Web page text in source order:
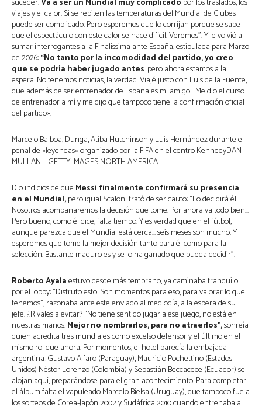
suceder.Va a ser un Mundial muy complicado por los traslados, los
viajes y el calor. Si se repiten las temperaturas del Mundial de Clubes
puede ser complicado. Pero esperemos que lo corrijan porque se sabe
que el espectáculo con este calor se hace difícil. Veremos”. Y le volvió a
sumar interrogantes a la Finalíssima ante España, estipulada para Marzo
de 2026:“No tanto por la incomodidad del partido, yo creo
que se podría haber jugado antes. pero ahora estamos a la
espera. No tenemos noticias, la verdad. Viajé justo con Luis de la Fuente,
que además de ser entrenador de España es mi amigo… Me dio el curso
de entrenador a mí y me dijo que tampoco tiene la confirmación oficial
del partido».
Marcelo Balboa, Dunga, Atiba Hutchinson y Luis Hernández durante el
penal de «leyendas» organizado por la FIFA en el centro KennedyDAN
MULLAN – GETTY IMAGES NORTH AMERICA
Dio indicios de que Messi finalmente confirmará su presencia
en el Mundial,pero igual Scaloni trató de ser cauto: “Lo decidirá él.
Nosotros acompañaremos la decisión que tome. Por ahora va todo bien…
Pero bueno, como él dice, falta tiempo. Y es verdad que en el fútbol,
aunque parezca que el Mundial está cerca… seis meses son mucho. Y
esperemos que tome la mejor decisión tanto para él como para la
selección. Bastante maduro es y se lo ha ganado que pueda decidir”.
Roberto Ayalaestuvo desde más temprano, ya caminaba tranquilo
por el lobby: “Disfruto esto. Son momentos para eso, para valorar lo que
tenemos”, razonaba ante este enviado al mediodía, a la espera de su
jefe. ¿Rivales a evitar? “No tiene sentido jugar a ese juego, no está en
nuestras manos.Mejor no nombrarlos, para no atraerlos”,sonreía
quien acredita tres mundiales como excelso defensor y el último en el
mismo rol que ahora. Por momentos, el hotel parecía la embajada
argentina: Gustavo Alfaro (Paraguay), Mauricio Pochettino (Estados
Unidos) Néstor Lorenzo (Colombia) y Sebastián Beccacece (Ecuador) se
alojan aquí, preparándose para el gran acontecimiento. Para completar
el álbum falta el vapuleado Marcelo Bielsa (Uruguay), que tampoco fue a
los sorteos de Corea-Japón 2002 y Sudáfrica 2010 cuando entrenaba a